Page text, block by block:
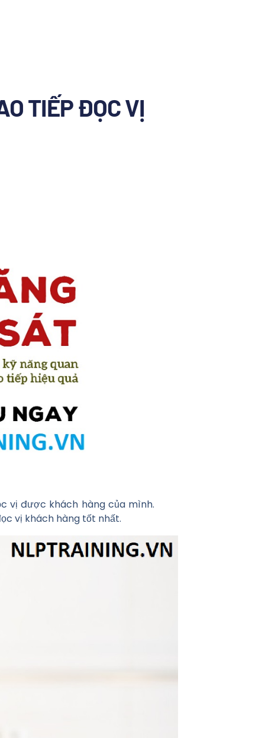
TIẾP ĐỌC VỊ
vị được khách hàng của mình.
vị khách hàng tốt nhất.